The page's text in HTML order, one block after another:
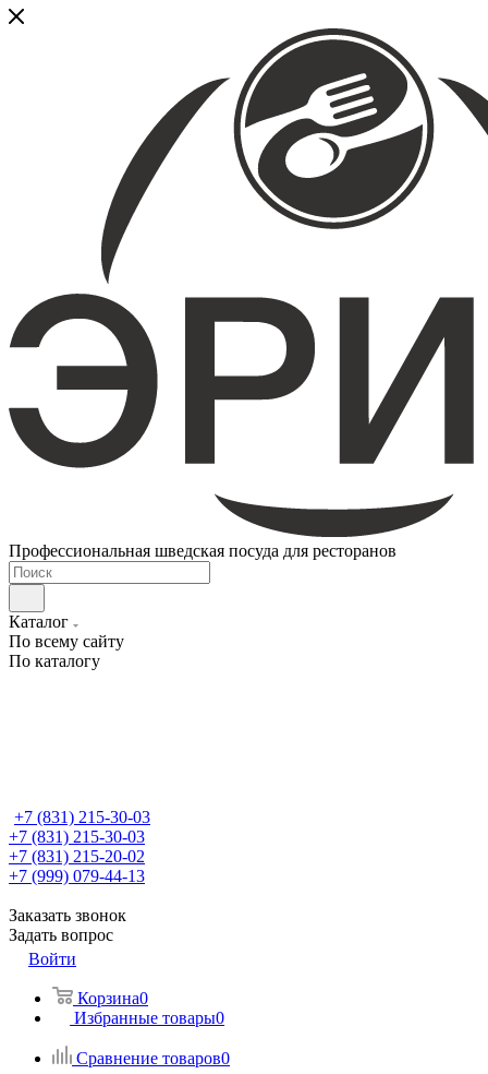
Профессиональная шведская посуда для ресторанов
Каталог
По всему сайту
По каталогу
+7 (831) 215-30-03
+7 (831) 215-30-03
+7 (831) 215-20-02
+7 (999) 079-44-13
Заказать звонок
Задать вопрос
Войти
Корзина0
Избранные товары0
Сравнение товаров0